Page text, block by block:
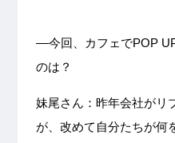
––今回、カフェでPOP
のは？
妹尾さん：昨年会社がリ
が、改めて自分たちが何